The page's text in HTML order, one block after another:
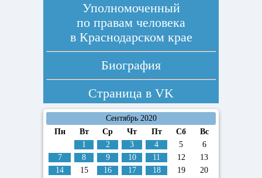
Уполномоченный
по правам человека
в Краснодарском крае
Биография
Страница в VK
Сентябрь 2020
Пн
Вт Ср Чт Пт Сб
Вс
1
2 3 4 5
6
7
8 9 10 11 12
13
14
15 16 17 18 19
20